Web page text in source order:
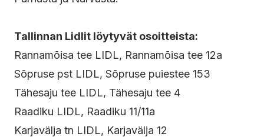
Tallinnan Lidlit löytyvät osoitteista:
Rannamõisa tee LIDL, Rannamõisa tee 12a
Sõpruse pst LIDL, Sõpruse puiestee 153
Tähesaju tee LIDL, Tähesaju tee 4
Raadiku LIDL, Raadiku 11/11a
Karjavälja tn LIDL, Karjavälja 12